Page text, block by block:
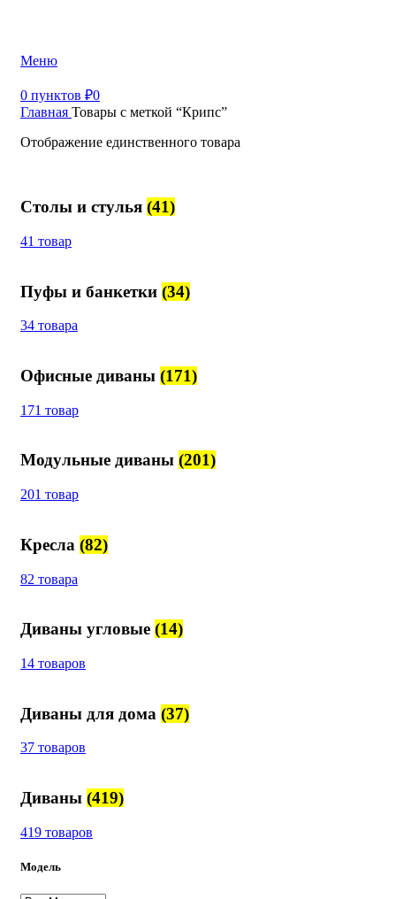
Меню
0 пунктов ₽0
Главная Товары с меткой “Крипс”
Отображение единственного товара
Столы и стулья (41)
41 товар
Пуфы и банкетки (34)
34 товара
Офисные диваны (171)
171 товар
Модульные диваны (201)
201 товар
Кресла (82)
82 товара
Диваны угловые (14)
14 товаров
Диваны для дома (37)
37 товаров
Диваны (419)
419 товаров
Модель